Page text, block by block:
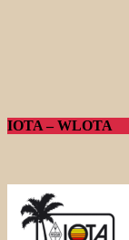
IOTA – WLOTA